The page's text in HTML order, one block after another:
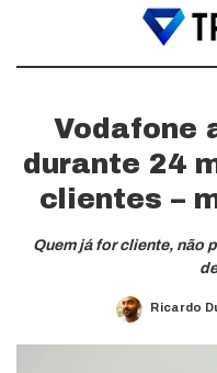
Vodafone
durante 24
clientes –
Quem já for cliente, não
Posted
Ricardo